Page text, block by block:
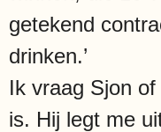
getekend
drinken.’
Ik vraag Sjon
is. Hij legt me